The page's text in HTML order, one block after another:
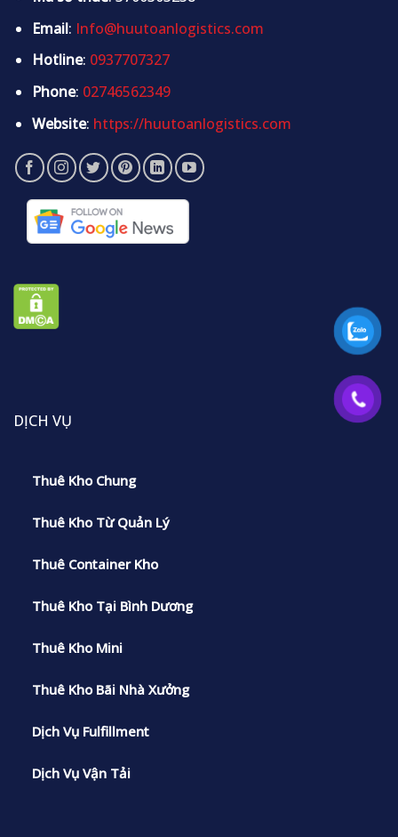
Email: Info@huutoanlogistics.com
Hotline: 0937707327
Phone: 02746562349
Website: https://huutoanlogistics.com
DỊCH VỤ
Thuê Kho Chung
Thuê Kho Từ Quản Lý
Thuê Container Kho
Thuê Kho Tại Bình Dương
Thuê Kho Mini
Thuê Kho Bãi Nhà Xưởng
Dịch Vụ Fulfillment
Dịch Vụ Vận Tải